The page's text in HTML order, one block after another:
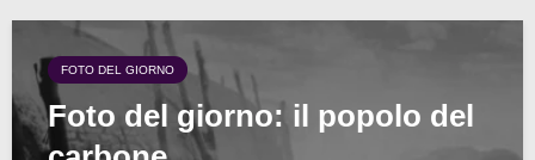
FOTO DEL GIORNO
Foto del giorno: il popolo del